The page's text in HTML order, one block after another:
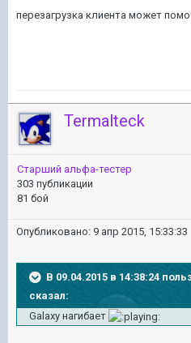
перезагрузка клиента может
Termalteck
Старший альфа-тестер
303 публикации
81 бой
Опубликовано: 9 апр 2015, 15:33:33
В 09.04.2015 в 14:38:24
сказал:
Galaxy нагибает